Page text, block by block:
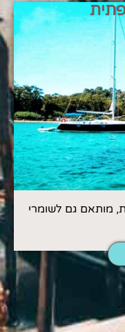
מותאם גם לשומרי